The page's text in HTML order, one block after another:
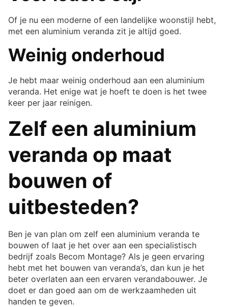
Of je nu een moderne of een landelijke woonstijl hebt,
met een aluminium veranda zit je altijd goed.
Weinig onderhoud
Je hebt maar weinig onderhoud aan een aluminium
veranda. Het enige wat je hoeft te doen is het twee
keer per jaar reinigen.
Zelf een aluminium
veranda op maat
bouwen of
uitbesteden?
Ben je van plan om zelf een aluminium veranda te
bouwen of laat je het over aan een specialistisch
bedrijf zoals Becom Montage? Als je geen ervaring
hebt met het bouwen van veranda’s, dan kun je het
beter overlaten aan een ervaren verandabouwer. Je
doet er dan goed aan om de werkzaamheden uit
handen te geven.